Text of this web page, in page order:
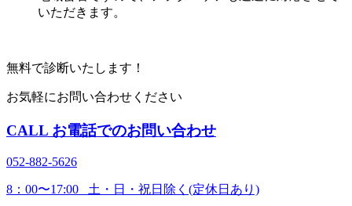
いただきます。
無料で診断いたします！
お気軽にお問い合わせください
CALL お電話でのお問い合わせ
052-882-5626
8：00〜17:00 土・日・祝日除く(定休日あり)